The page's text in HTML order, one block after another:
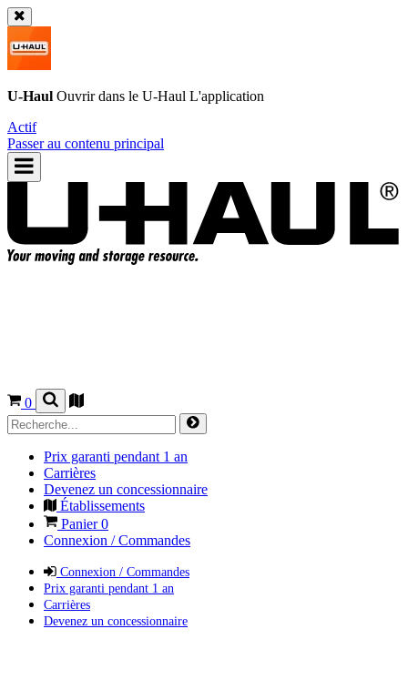
U-Haul Ouvrir dans le U-Haul L'application
Actif
Passer au contenu principal
0
Prix garanti pendant 1 an
Carrières
Devenez un concessionnaire
Établissements
Panier0
Connexion / Commandes
Connexion / Commandes
Prix garanti pendant 1 an
Carrières
Devenez un concessionnaire